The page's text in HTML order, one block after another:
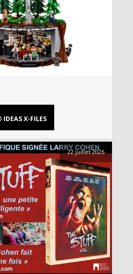
X-FILES
22 juillet 2026